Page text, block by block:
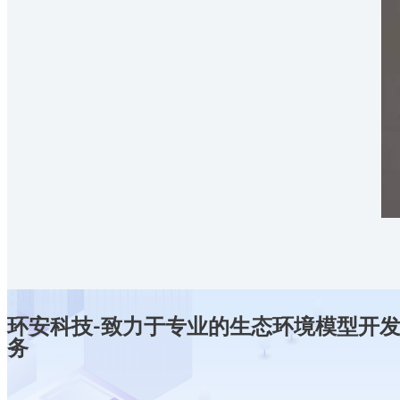
环安科技-致力于专业的生态环境模型开
务